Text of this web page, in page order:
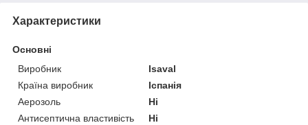
Характеристики
Основні
Виробник
Isaval
Країна виробник
Іспанія
Аерозоль
Ні
Антисептична властивість
Ні